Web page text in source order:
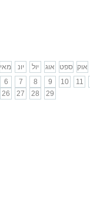
מאי יונ יול אוג ספט אוק
6 7 8 9 10 11
26 27 28 29